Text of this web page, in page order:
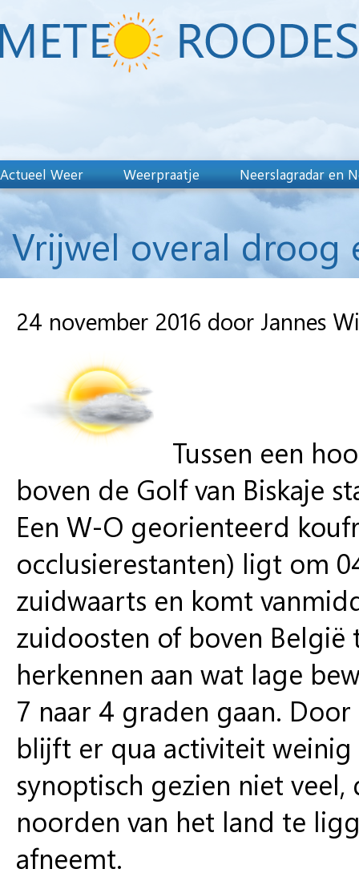
Actueel Weer Weerpraatje Neerslagradar en
Vrijwel overal droog
24 november 2016 door Jannes
Tussen een
boven de Golf van Biskaje
Een W-O georienteerd
occlusierestanten) ligt om
zuidwaarts en komt
zuidoosten of boven
herkennen aan wat lage
7 naar 4 graden gaan.
blijft er qua activiteit
synoptisch gezien niet
noorden van het land te
afneemt.